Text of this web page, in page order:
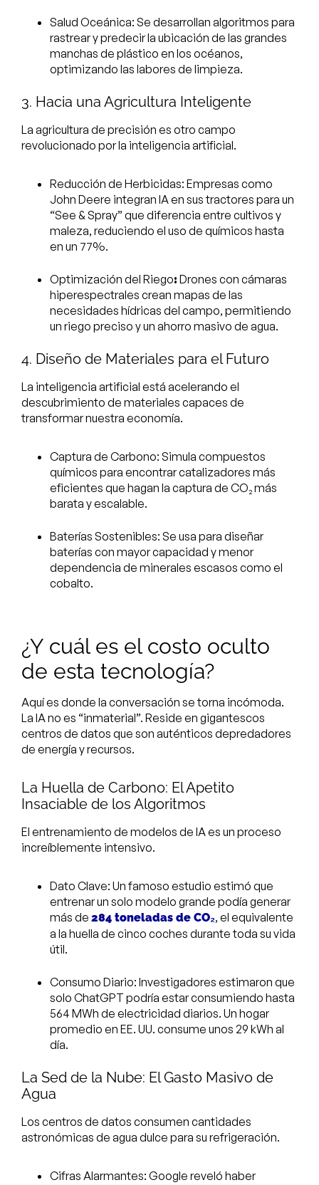
Salud Oceánica: Se desarrollan algoritmos para
rastrear y predecir la ubicación de las grandes
manchas de plástico en los océanos,
optimizando las labores de limpieza.
3. Hacia una Agricultura Inteligente
La agricultura de precisión es otro campo
revolucionado por la inteligencia artificial.
Reducción de Herbicidas: Empresas como
John Deere integran IA en sus tractores para un
“See & Spray” que diferencia entre cultivos y
maleza, reduciendo el uso de químicos hasta
en un 77%.
Optimización del Riego: Drones con cámaras
hiperespectrales crean mapas de las
necesidades hídricas del campo, permitiendo
un riego preciso y un ahorro masivo de agua.
4. Diseño de Materiales para el Futuro
La inteligencia artificial está acelerando el
descubrimiento de materiales capaces de
transformar nuestra economía.
Captura de Carbono: Simula compuestos
químicos para encontrar catalizadores más
eficientes que hagan la captura de CO₂ más
barata y escalable.
Baterías Sostenibles: Se usa para diseñar
baterías con mayor capacidad y menor
dependencia de minerales escasos como el
cobalto.
¿Y cuál es el costo oculto
de esta tecnología?
Aquí es donde la conversación se torna incómoda.
La IA no es “inmaterial”. Reside en gigantescos
centros de datos que son auténticos depredadores
de energía y recursos.
La Huella de Carbono: El Apetito
Insaciable de los Algoritmos
El entrenamiento de modelos de IA es un proceso
increíblemente intensivo.
Dato Clave: Un famoso estudio estimó que
entrenar un solo modelo grande podía generar
más de 284 toneladas de CO₂, el equivalente
a la huella de cinco coches durante toda su vida
útil.
Consumo Diario: Investigadores estimaron que
solo ChatGPT podría estar consumiendo hasta
564 MWh de electricidad diarios. Un hogar
promedio en EE. UU. consume unos 29 kWh al
día.
La Sed de la Nube: El Gasto Masivo de
Agua
Los centros de datos consumen cantidades
astronómicas de agua dulce para su refrigeración.
Cifras Alarmantes: Google reveló haber